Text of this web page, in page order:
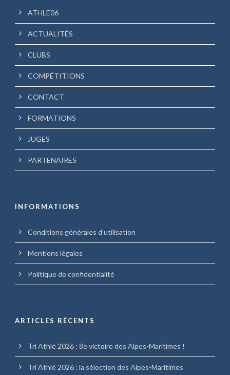
ATHLE06
ACTUALITÉS
CLUBS
COMPÉTITIONS
CONTACT
FORMATIONS
JUGES
PARTENAIRES
INFORMATIONS
Conditions générales d’utilisation
Mentions légales
Politique de confidentialité
ARTICLES RÉCENTS
Tri Athlé 2026 : 8e victoire des Alpes-Maritimes !
Tri Athlé 2026 : la sélection des Alpes-Maritimes